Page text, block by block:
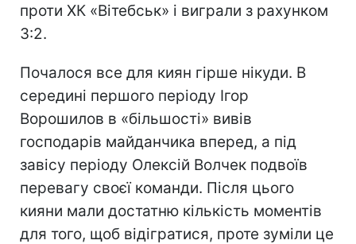
проти ХК «Вітебськ» і виграли з рахунком
3:2.
Почалося все для киян гірше нікуди. В
середині першого періоду Ігор
Ворошилов в «більшості» вивів
господарів майданчика вперед, а під
завісу періоду Олексій Волчек подвоїв
перевагу своєї команди. Після цього
кияни мали достатню кількість моментів
для того, щоб відігратися, проте зуміли це